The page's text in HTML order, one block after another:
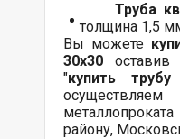
Труба
толщина 1,5
Вы можете
30х30 оставив
"купить трубу
району,